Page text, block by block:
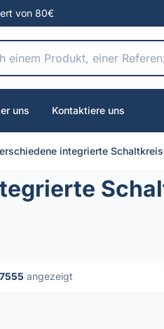
von 80€
uns Kontaktiere uns
integrierte
7555 angezeigt